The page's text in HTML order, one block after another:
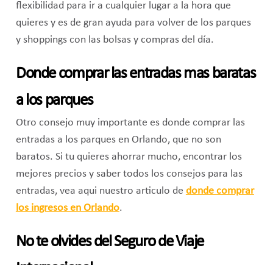
flexibilidad para ir a cualquier lugar a la hora que
quieres y es de gran ayuda para volver de los parques
y shoppings con las bolsas y compras del día.
Donde comprar las entradas mas baratas
a los parques
Otro consejo muy importante es donde comprar las
entradas a los parques en Orlando, que no son
baratos. Si tu quieres ahorrar mucho, encontrar los
mejores precios y saber todos los consejos para las
entradas, vea aqui nuestro articulo de donde comprar
los ingresos en Orlando.
No te olvides del Seguro de Viaje